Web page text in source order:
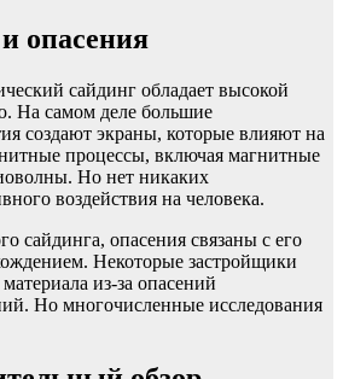
опасения
сайдинг обладает высокой
На самом деле большие
создают экраны, которые влияют на
процессы, включая магнитные
Но нет никаких
воздействия на человека.
сайдинга, опасения связаны с его
Некоторые застройщики
из-за опасений
Но многочисленные исследования